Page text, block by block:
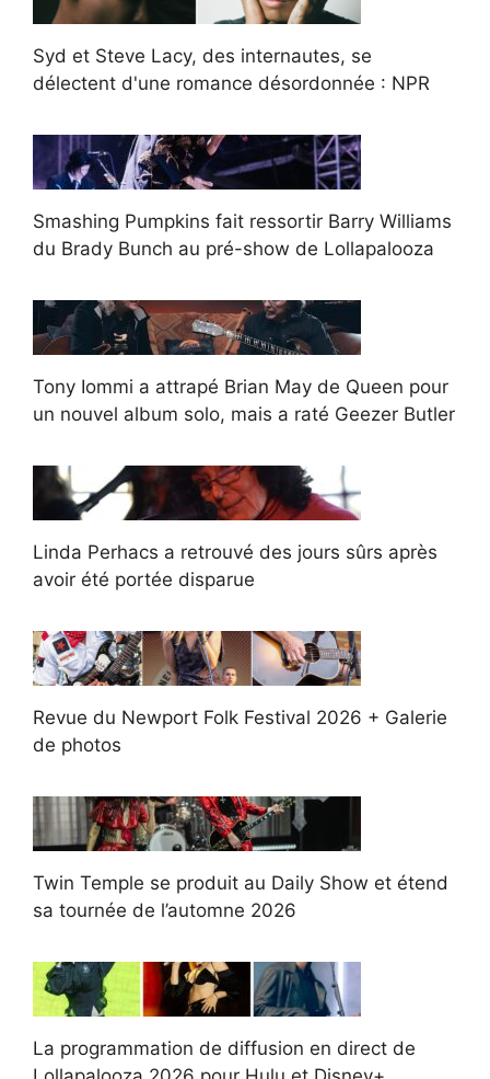
Syd et Steve Lacy, des internautes, se
délectent d'une romance désordonnée : NPR
Smashing Pumpkins fait ressortir Barry Williams
du Brady Bunch au pré-show de Lollapalooza
Tony Iommi a attrapé Brian May de Queen pour
un nouvel album solo, mais a raté Geezer Butler
Linda Perhacs a retrouvé des jours sûrs après
avoir été portée disparue
Revue du Newport Folk Festival 2026 + Galerie
de photos
Twin Temple se produit au Daily Show et étend
sa tournée de l’automne 2026
La programmation de diffusion en direct de